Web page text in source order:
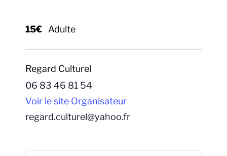
15€ Adulte
Regard Culturel
06 83 46 81 54
Voir le site Organisateur
regard.culturel@yahoo.fr